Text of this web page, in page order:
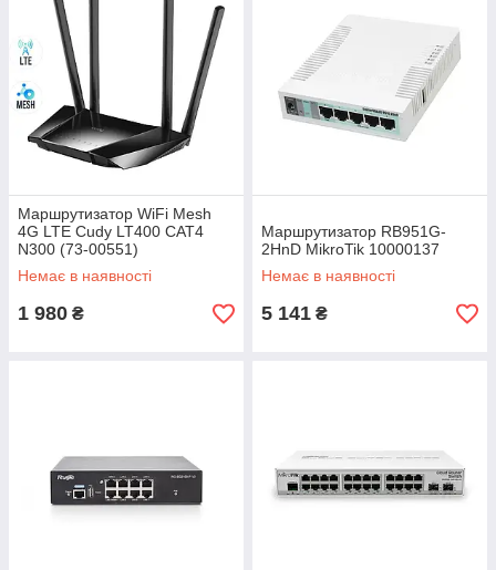
Маршрутизатор WiFi Mesh
4G LTE Cudy LT400 CAT4
N300 (73-00551)
Немає в наявності
1 980 ₴
Маршрутизатор RB951G-
2HnD MikroTik 10000137
Немає в наявності
5 141 ₴